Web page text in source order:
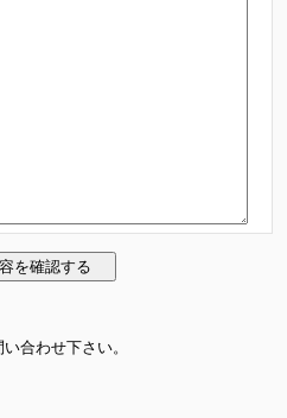
合わせ下さい。